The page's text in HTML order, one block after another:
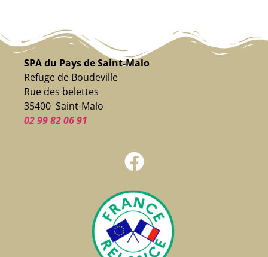
SPA du Pays de Saint-Malo
Refuge de Boudeville
Rue des belettes
35400 Saint-Malo
02 99 82 06 91